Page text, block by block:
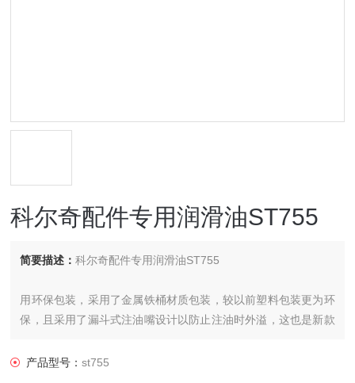
科尔奇配件专用润滑油ST755
简要描述：科尔奇配件专用润滑油ST755
用环保包装，采用了金属铁桶材质包装，较以前塑料包装更为环
保，且采用了漏斗式注油嘴设计以防止注油时外溢，这也是新款
产品型号：st755